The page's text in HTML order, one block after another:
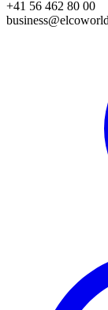
+41 56 462 80 00